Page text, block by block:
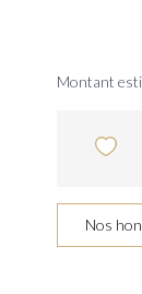
Montant
Nos